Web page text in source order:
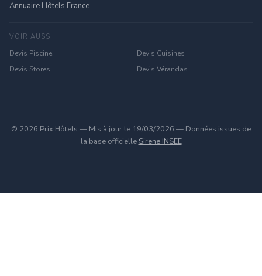
Annuaire Hôtels France
VOIR AUSSI
Devis Piscine
Devis Cuisines
Devis Stores
Devis Vérandas
© 2026 Prix Hôtels — Mis à jour le 19/03/2026 — Données issues de
la base officielle Sirene INSEE